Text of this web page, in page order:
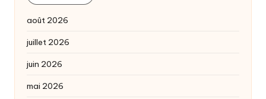
août 2026
juillet 2026
juin 2026
mai 2026